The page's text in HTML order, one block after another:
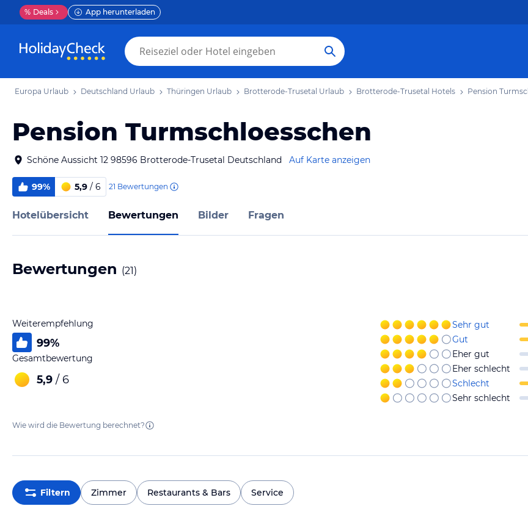
% Deals App herunterladen
Europa Urlaub Deutschland Urlaub Thüringen Urlaub Brotterode-Trusetal Urlaub Brotterode-Trusetal Hotels Pension
Pension Turmschloesschen
Schöne Aussicht 12 98596 Brotterode-Trusetal Deutschland Auf Karte anzeigen
99% 5,9 / 6 21 Bewertungen
Hotelübersicht Bewertungen Bilder Fragen
Bewertungen (21)
Weiterempfehlung
99%
Gesamtbewertung
5,9 / 6
Sehr gut
Gut
Eher gut
Eher schlecht
Schlecht
Sehr schlecht
Wie wird die Bewertung berechnet?
Filtern Zimmer Restaurants & Bars Service